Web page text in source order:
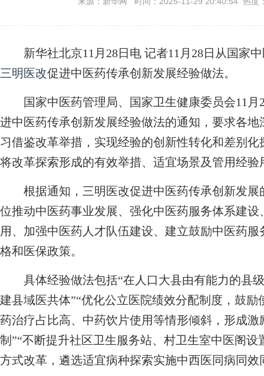
新华社北京11月28日电 记者11月28日从国家
三明医改促进中医药传承创新发展经验做法。
国家中医药管理局、国家卫生健康委员会11月
进中医药传承创新发展经验做法的通知，要求各地
习借鉴改革举措，实现经验的创新性转化和差别
将改革探索形成的有效举措、适宜场景及管用经
根据通知，三明医改促进中医药传承创新发展
位推动中医药事业发展、强化中医药服务体系建
用、加强中医药人才队伍建设、建立鼓励中医药
格和医保政策。
具体经验做法包括“在人口大县由有能力的县
建县域医共体”“优化公立医院绩效分配制度，鼓
药治疗占比高、中药饮片使用等情形倾斜，形成
制”“不断提升社区卫生服务站、村卫生室中医阁
方式改革，遴选适宜病种探索实施中西医同病同效